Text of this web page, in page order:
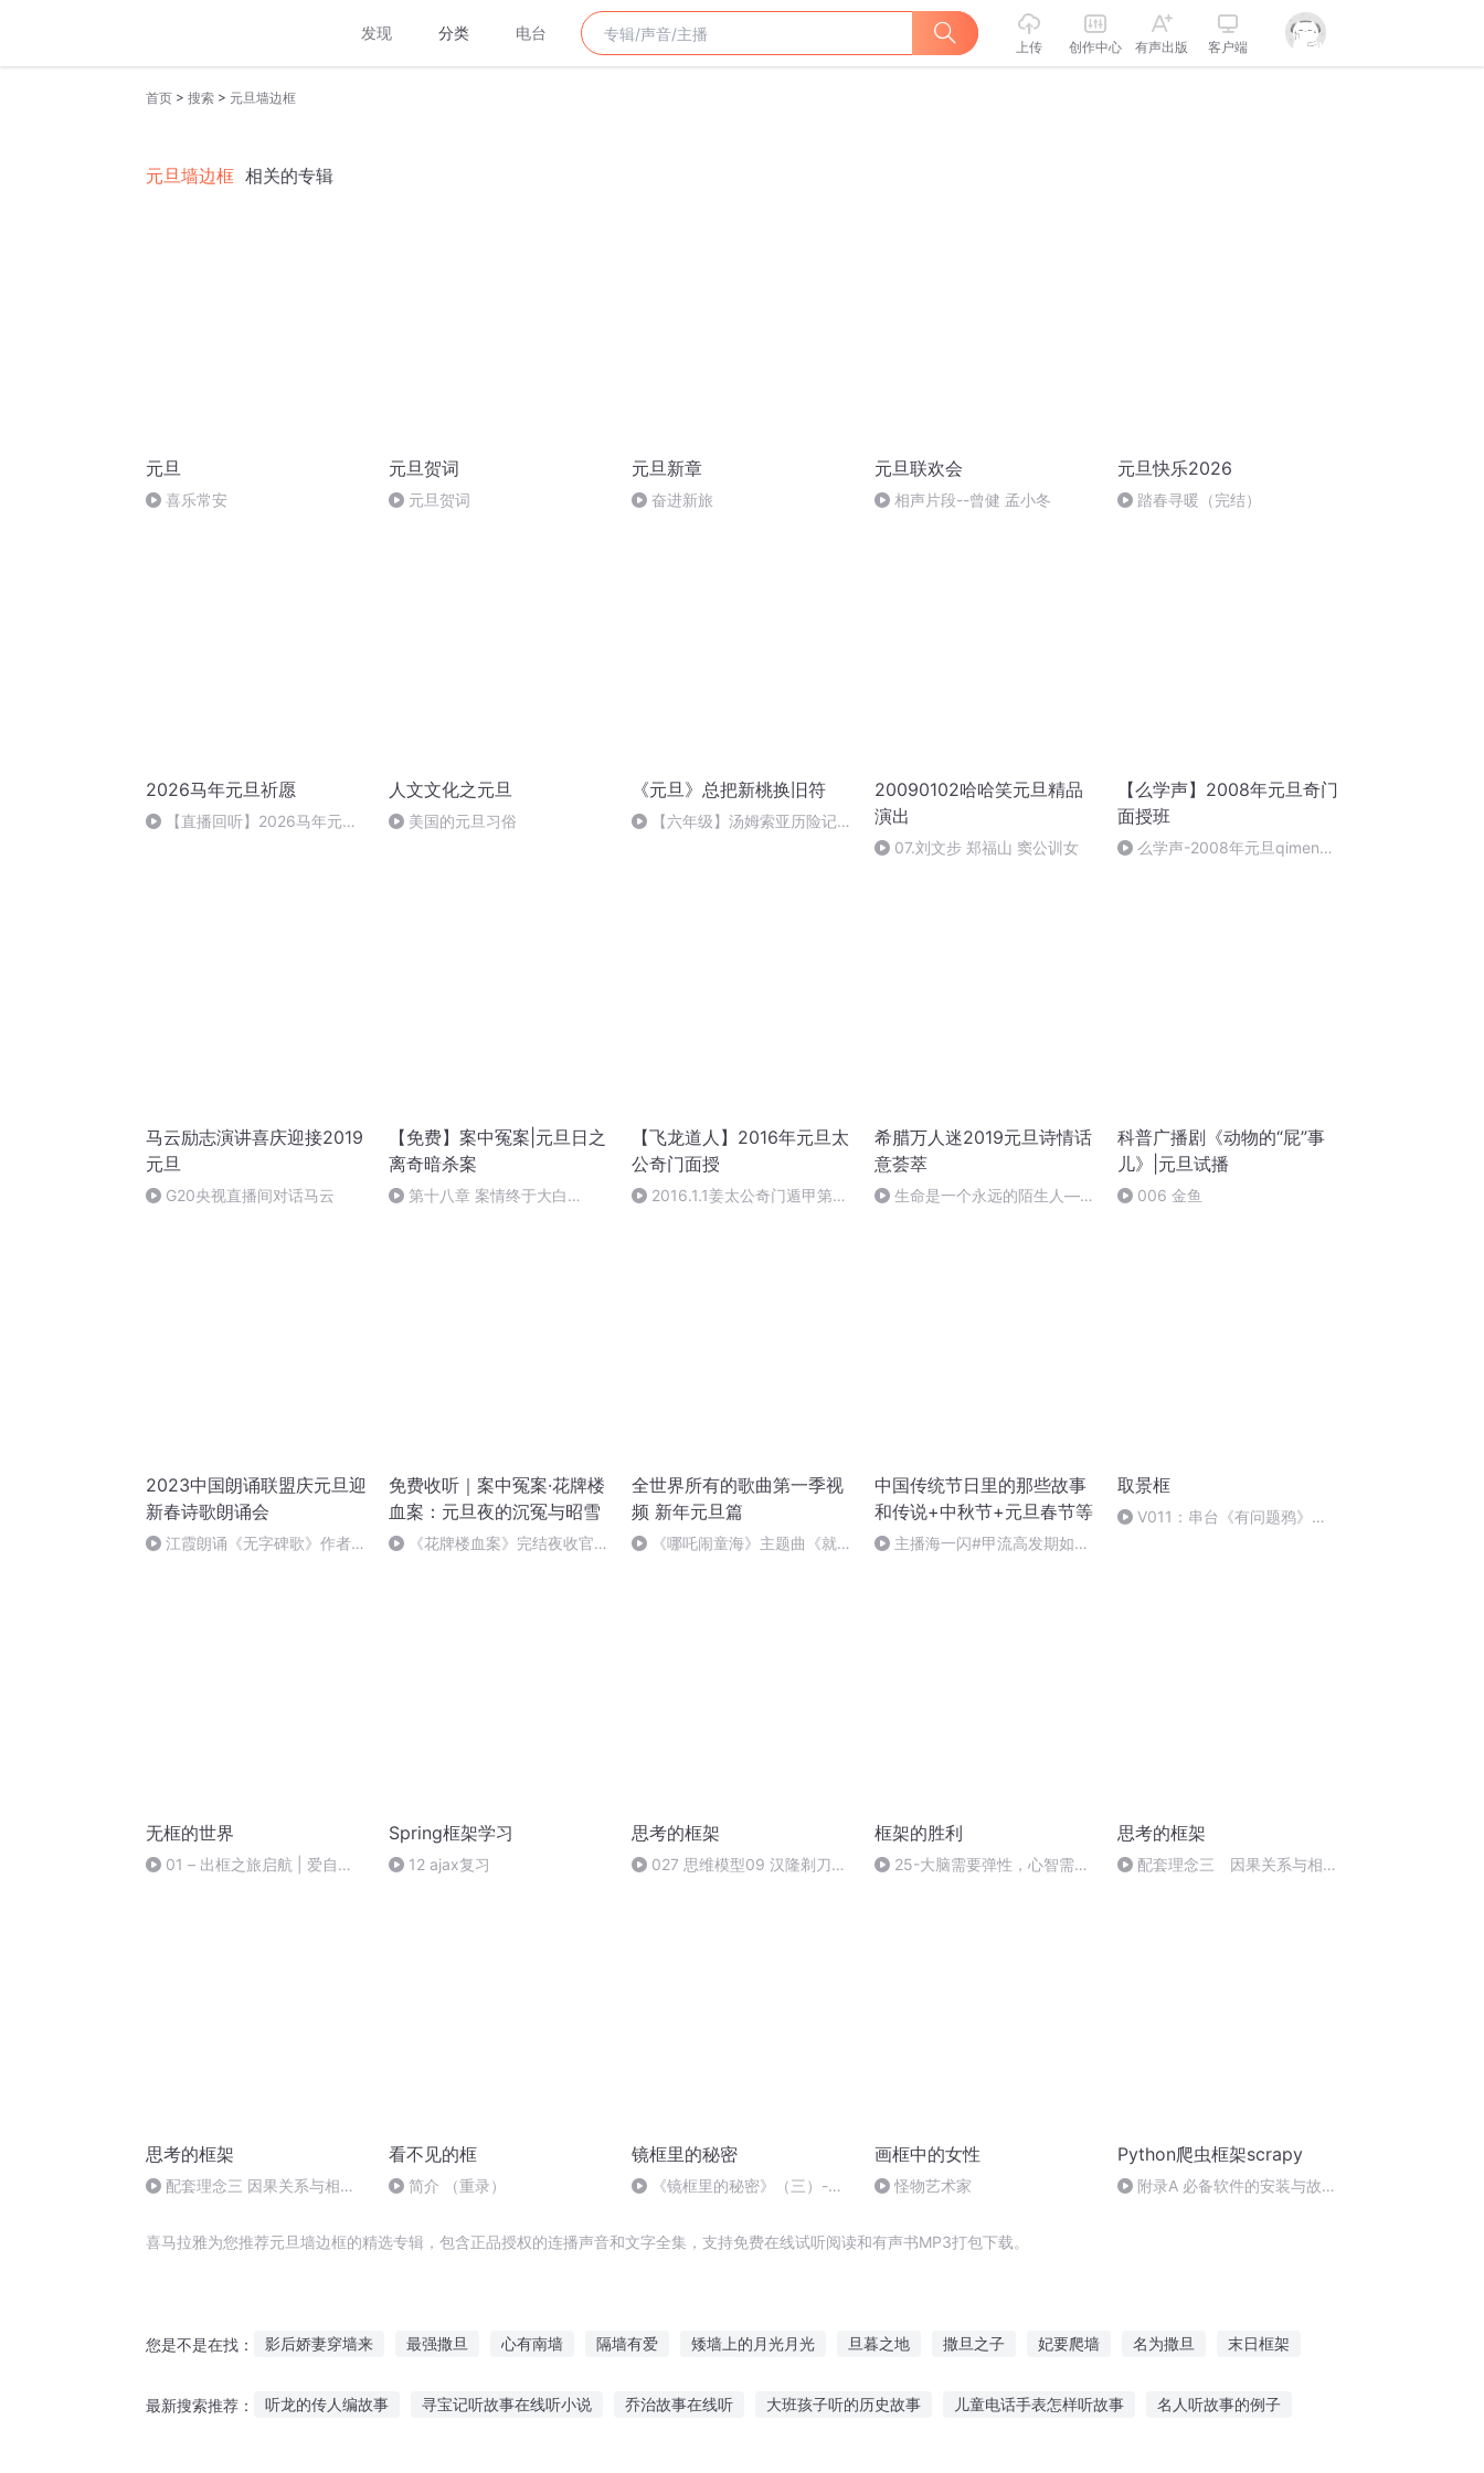
发现 分类 电台
上传 创作中心 有声出版 客户端
首页 > 搜索 > 元旦墙边框
元旦墙边框 相关的专辑
元旦
喜乐常安
元旦贺词
元旦贺词
元旦新章
奋进新旅
元旦联欢会
相声片段--曾健 孟小冬
元旦快乐2026
踏春寻暖（完结）
2026马年元旦祈愿
【直播回听】2026马年元旦
人文文化之元旦
美国的元旦习俗
《元旦》总把新桃换旧符
【六年级】汤姆索亚历险记
20090102哈哈笑元旦精品
演出
07.刘文步 郑福山 窦公训女
【么学声】2008年元旦奇门
面授班
么学声-2008年元旦qimen面
马云励志演讲喜庆迎接2019
元旦
G20央视直播间对话马云
【免费】案中冤案|元旦日之
离奇暗杀案
第十八章 案情终于大白
【飞龙道人】2016年元旦太
公奇门面授
2016.1.1姜太公奇门遁甲第一
希腊万人迷2019元旦诗情话
意荟萃
生命是一个永远的陌生人——
科普广播剧《动物的“屁”事
儿》|元旦试播
006 金鱼
2023中国朗诵联盟庆元旦迎
新春诗歌朗诵会
江霞朗诵《无字碑歌》作者：
免费收听｜案中冤案·花牌楼
血案：元旦夜的沉冤与昭雪
《花牌楼血案》完结夜收官，
全世界所有的歌曲第一季视
频 新年元旦篇
《哪吒闹童海》主题曲《就是
中国传统节日里的那些故事
和传说+中秋节+元旦春节等
主播海一闪#甲流高发期如何
取景框
V011：串台《有问题鸦》
无框的世界
01 – 出框之旅启航 | 爱自
Spring框架学习
12 ajax复习
思考的框架
027 思维模型09 汉隆剃刀定
框架的胜利
25-大脑需要弹性，心智需要
思考的框架
配套理念三 因果关系与相关
思考的框架
配套理念三 因果关系与相关
看不见的框
简介 （重录）
镜框里的秘密
《镜框里的秘密》（三）-永
画框中的女性
怪物艺术家
Python爬虫框架scrapy
附录A 必备软件的安装与故障
喜马拉雅为您推荐元旦墙边框的精选专辑，包含正品授权的连播声音和文字全集，支持免费在线试听阅读和有声书MP3打包下载。
您是不是在找： 影后娇妻穿墙来 最强撒旦 心有南墙 隔墙有爱 矮墙上的月光月光 旦暮之地 撒旦之子 妃要爬墙 名为撒旦 末日框架
最新搜索推荐： 听龙的传人编故事 寻宝记听故事在线听小说 乔治故事在线听 大班孩子听的历史故事 儿童电话手表怎样听故事 名人听故事的例子